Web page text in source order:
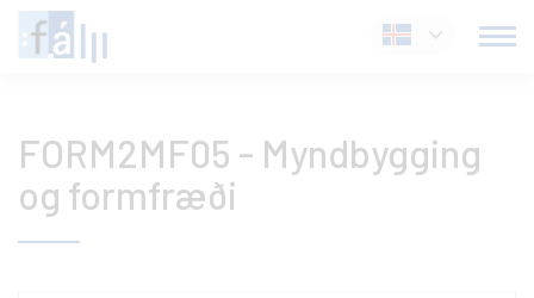
Fara
í
Íslenska
FORM2MF05 - Myndbygging
og formfræði